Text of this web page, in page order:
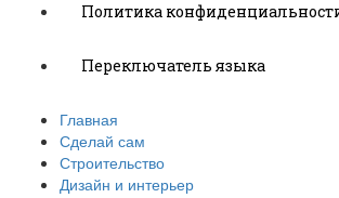
Политика
Переключатель языка
Главная
Сделай сам
Строительство
Дизайн и интерьер